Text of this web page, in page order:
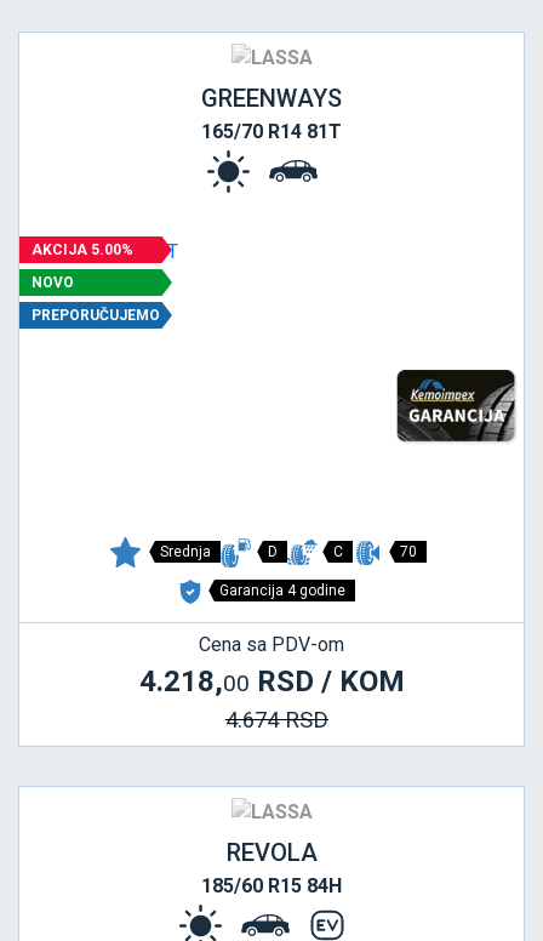
GREENWAYS
165/70 R14 81T
AKCIJA 5.00%
NOVO
PREPORUČUJEMO
Srednja D C 70
Garancija 4 godine
Cena sa PDV-om
4.218,00 RSD / KOM
4.674 RSD
REVOLA
185/60 R15 84H